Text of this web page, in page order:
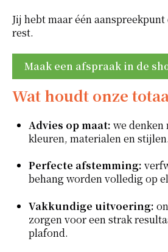
Jij hebt maar één
rest.
Maak een afspraak in de
Wat houdt onze
Advies op maat: we denken
kleuren, materialen en stijlen.
Perfecte afstemming:
behang worden volledig op
Vakkundige uitvoering:
zorgen voor een strak
plafond.